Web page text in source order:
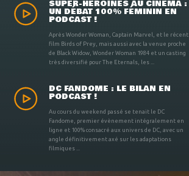
SUPER-HÉROÏNES AU CINÉMA :
UN DÉBAT 100% FÉMININ EN
PODCAST !
Après Wonder Woman, Captain Marvel, et le récent
film Birds of Prey, mais aussi avec la venue proche
de Black Widow, Wonder Woman 1984 et un casting
très diversifié pour The Eternals, les ...
DC FANDOME : LE BILAN EN
PODCAST !
Au cours du weekend passé se tenait le DC
Fandome, premier évènement intégralement en
ligne et 100% consacré aux univers de DC, avec un
angle définitivement axé sur les adaptations
filmiques ...